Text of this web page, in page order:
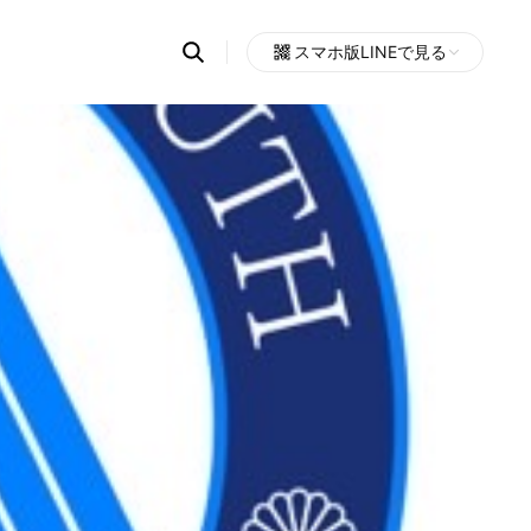
Search
OpenChats
messages
search
area
スマホ版LINEで見る